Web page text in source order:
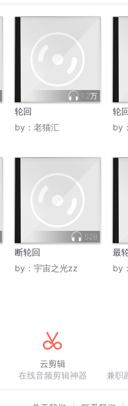
1.2万
轮回
by： 老猫汇
轮
by：
528
断轮回
by： 宇宙之光zz
最
by：
云剪辑
在线音频剪辑神器
兼职